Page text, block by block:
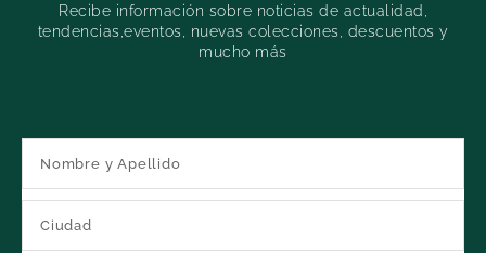
Recibe información sobre noticias de actualidad,
tendencias,eventos, nuevas colecciones, descuentos y
mucho más